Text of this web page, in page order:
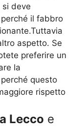
deve
il fabbro
aspetto. Se
preferire un
la
questo
rispetto
Lecco e